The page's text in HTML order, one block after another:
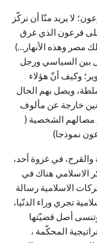
لا يريد منّا أن نركّز
فرعون الذي غرق
مصر وهذه الأنهار…)
بين السياسي ورجل
وكيف أنّ هؤلاء
ويصل بهم الحال
خارجة عن مألوف
مصالهم الشخصية (
نموذجا)
والقرح، في غزوة أحد،
الاسلامي هناك في
الاسلامية رسالة
تجري وراء الدنّيا،
وتنسى أصل قضيّتها
المحكّمة ،